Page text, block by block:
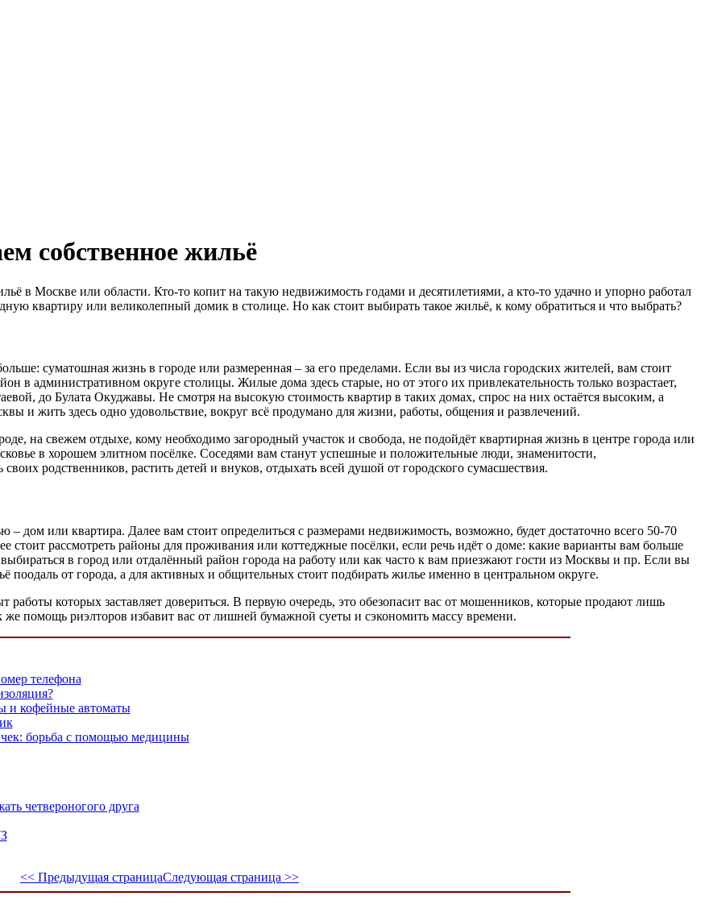
собственное жильё
в Москве или области. Кто-то копит на такую недвижимость годами и десятилетиями, а кто-то удачно и упорно работал
квартиру или великолепный домик в столице. Но как стоит выбирать такое жильё, к кому обратиться и что выбрать?
суматошная жизнь в городе или размеренная – за его пределами. Если вы из числа городских жителей, вам стоит
в административном округе столицы. Жилые дома здесь старые, но от этого их привлекательность только возрастает,
до Булата Окуджавы. Не смотря на высокую стоимость квартир в таких домах, спрос на них остаётся высоким, а
и жить здесь одно удовольствие, вокруг всё продумано для жизни, работы, общения и развлечений.
на свежем отдыхе, кому необходимо загородный участок и свобода, не подойдёт квартирная жизнь в центре города или
в хорошем элитном посёлке. Соседями вам станут успешные и положительные люди, знаменитости,
родственников, растить детей и внуков, отдыхать всей душой от городского сумасшествия.
– дом или квартира. Далее вам стоит определиться с размерами недвижимость, возможно, будет достаточно всего 50-70
стоит рассмотреть районы для проживания или коттеджные посёлки, если речь идёт о доме: какие варианты вам больше
в город или отдалённый район города на работу или как часто к вам приезжают гости из Москвы и пр. Если вы
поодаль от города, а для активных и общительных стоит подбирать жилье именно в центральном округе.
которых заставляет довериться. В первую очередь, это обезопасит вас от мошенников, которые продают лишь
помощь риэлторов избавит вас от лишней бумажной суеты и сэкономить массу времени.
телефона
и кофейные автоматы
борьба с помощью медицины
четвероногого друга
<< Предыдущая страницаСледующая страница >>